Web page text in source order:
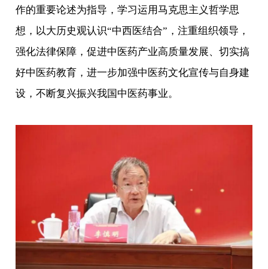
作的重要论述为指导，学习运用马克思主义哲学思
想，以大历史观认识“中西医结合”，注重组织领导，
强化法律保障，促进中医药产业高质量发展、切实搞
好中医药教育，进一步加强中医药文化宣传与自身建
设，不断复兴振兴我国中医药事业。